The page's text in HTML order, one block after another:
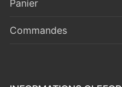
Panier
Commandes